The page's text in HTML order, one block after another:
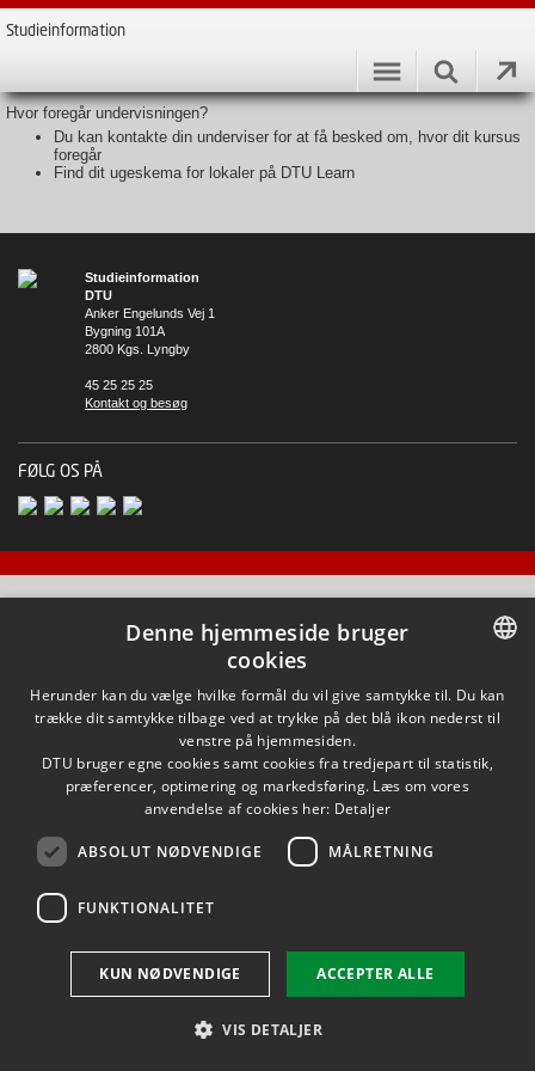
Studieinformation
Hvor foregår undervisningen?
Du kan kontakte din underviser for at få besked om, hvor dit kursus
foregår
Find dit ugeskema for lokaler på DTU Learn
Studieinformation
DTU
Anker Engelunds Vej 1
Bygning 101A
2800 Kgs. Lyngby
45 25 25 25
Kontakt og besøg
FØLG OS PÅ
DANISH
ENGLISH
Denne hjemmeside bruger
cookies
Herunder kan du vælge hvilke formål du vil give samtykke til. Du kan
trække dit samtykke tilbage ved at trykke på det blå ikon nederst til
venstre på hjemmesiden.
DTU bruger egne cookies samt cookies fra tredjepart til statistik,
præferencer, optimering og markedsføring. Læs om vores
anvendelse af cookies her: Detaljer
ABSOLUT NØDVENDIGE MÅLRETNING
FUNKTIONALITET
ACCEPTER ALLE
KUN NØDVENDIGE
VIS DETALJER